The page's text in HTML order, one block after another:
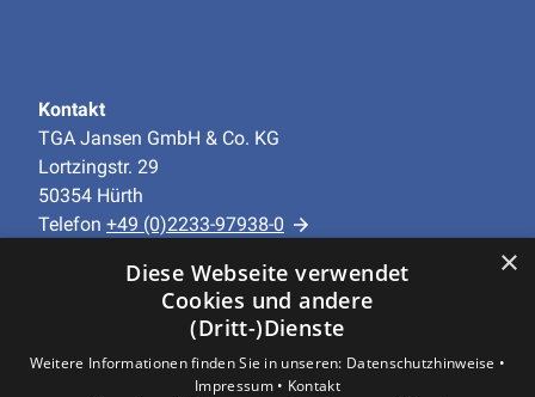
Kontakt
TGA Jansen GmbH & Co. KG
Lortzingstr. 29
50354 Hürth
Telefon +49 (0)2233-97938-0
Datenschutz ·Impressum
Barrierefreiheitserklärung
×
Diese Webseite verwendet
Cookies und andere
(Dritt-)Dienste
Weitere Informationen finden Sie in unseren: Datenschutzhinweise •
Impressum • Kontakt